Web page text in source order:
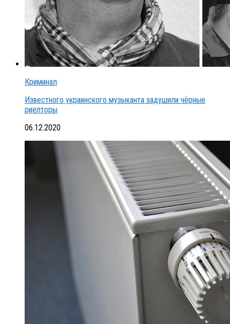
Криминал
Известного украинского музыканта задушили чёрные
риелторы
06.12.2020